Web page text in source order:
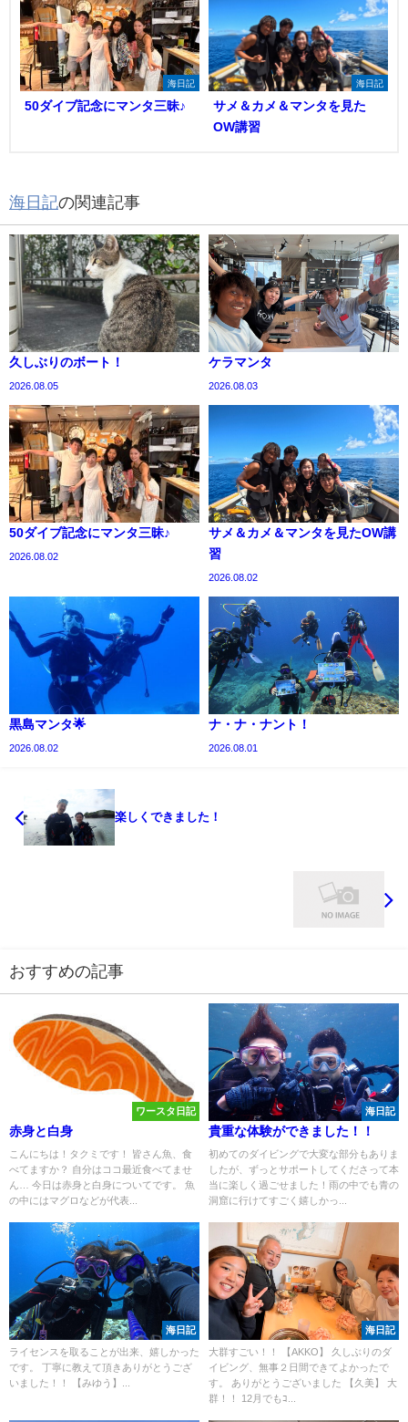
海日記
50ダイブ記念にマンタ三昧♪
海日記
サメ＆カメ＆マンタを見た
OW講習
海日記の関連記事
久しぶりのボート！
2026.08.05
ケラマンタ
2026.08.03
50ダイブ記念にマンタ三昧♪
2026.08.02
サメ＆カメ＆マンタを見たOW講
習
2026.08.02
黒島マンタ🌟
2026.08.02
ナ・ナ・ナント！
2026.08.01
楽しくできました！
おすすめの記事
ワースタ日記
赤身と白身
こんにちは！タクミです！ 皆さん魚、食
べてますか？ 自分はココ最近食べてませ
ん… 今日は赤身と白身についてです。 魚
の中にはマグロなどが代表...
海日記
貴重な体験ができました！！
初めてのダイビングで大変な部分もありま
したが、ずっとサポートしてくださって本
当に楽しく過ごせました！雨の中でも青の
洞窟に行けてすごく嬉しかっ...
海日記
ライセンスを取ることが出来、嬉しかった
です。 丁寧に教えて頂きありがとうござ
いました！！ 【みゆう】...
海日記
大群すごい！！ 【AKKO】 久しぶりのダ
イビング、無事２日間できてよかったで
す。 ありがとうございました 【久美】 大
群！！ 12月でもｺ...